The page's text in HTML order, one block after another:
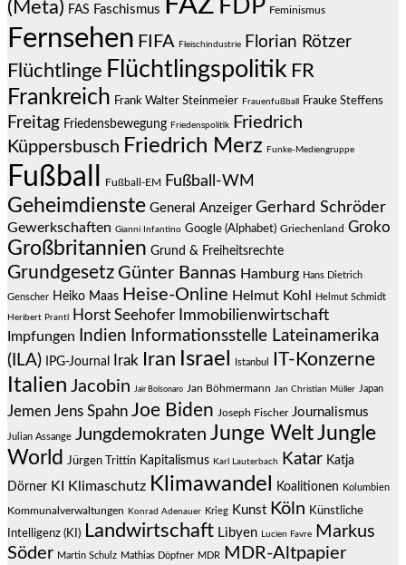
(Meta) FAS Faschismus FDP Feminismus
Fernsehen FIFA Fleischindustrie Florian Rötzer
Flüchtlinge Flüchtlingspolitik FR
Frankreich Frank Walter Steinmeier Frauenfußball Frauke Steffens
Freitag Friedensbewegung Friedenspolitik
Friedrich
Küppersbusch Friedrich Merz Funke-Mediengruppe
Fußball Fußball-EM Fußball-WM
Geheimdienste General Anzeiger Gerhard Schröder
Gewerkschaften Gianni Infantino Google (Alphabet) Griechenland Groko
Großbritannien Grund & Freiheitsrechte
Grundgesetz Günter Bannas Hamburg Hans Dietrich
Genscher Heiko Maas Heise-Online Helmut Kohl Helmut Schmidt
Heribert Prantl Horst Seehofer Immobilienwirtschaft
Impfungen Indien Informationsstelle Lateinamerika
(ILA)
IPG-Journal Irak Iran Israel Istanbul IT-Konzerne
Italien Jacobin Jair Bolsonaro Jan Böhmermann Jan Christian Müller Japan
Jemen Jens Spahn Joe Biden Joseph Fischer Journalismus
Julian Assange Jungdemokraten Junge WeltJungle
World Jürgen Trittin Kapitalismus Karl Lauterbach Katar Katja
Dörner KI Klimaschutz Klimawandel Koalitionen Kolumbien
Kommunalverwaltungen Konrad Adenauer Krieg Kunst Köln Künstliche
Intelligenz (KI) Landwirtschaft Libyen Lucien Favre
Markus
Söder Martin Schulz Mathias Döpfner MDR MDR-Altpapier